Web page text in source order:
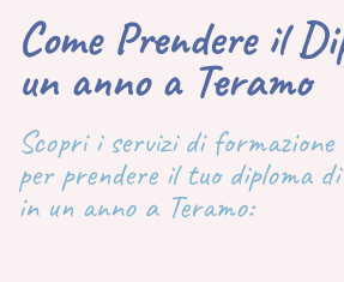
Come Prendere il
un anno a Teramo
Scopri i servizi di formazione
per prendere il tuo diploma
in un anno a Teramo: